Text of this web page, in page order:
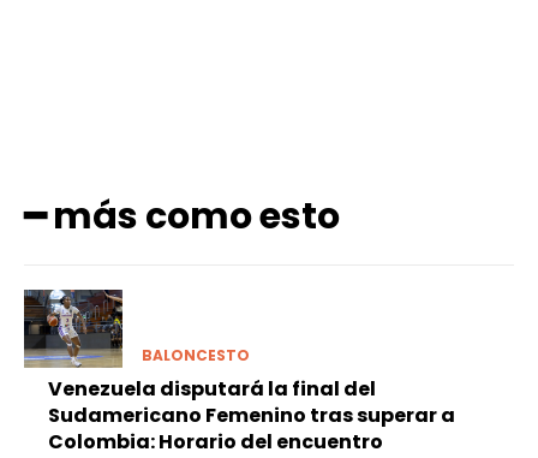
━ más como esto
BALONCESTO
Venezuela disputará la final del
Sudamericano Femenino tras superar a
Colombia: Horario del encuentro